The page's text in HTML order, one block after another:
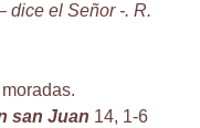
dice el Señor -. R.
san Juan 14, 1-6